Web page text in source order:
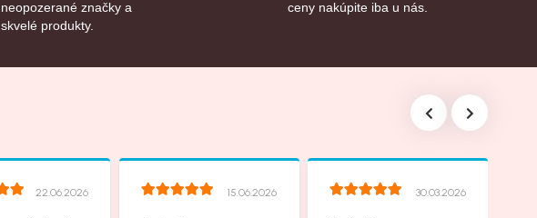
neopozerané značky a
skvelé produkty.
ceny nakúpite iba u nás.
22.06.2026 15.06.2026 30.03.2026